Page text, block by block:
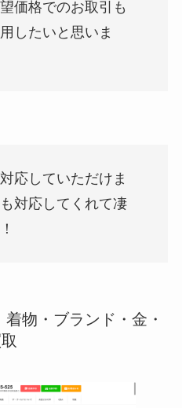
価格でのお取引も
したいと思いま
応していただけま
対応してくれて凄
物・ブランド・金・